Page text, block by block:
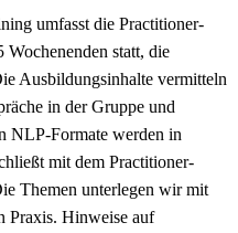
umfasst die Practitioner-
statt, die
Ausbildungsinhalte vermitteln
in der Gruppe und
NLP-Formate werden in
mit dem Practitioner-
Themen unterlegen wir mit
Praxis. Hinweise auf